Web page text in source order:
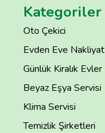
Kategoriler
Oto Çekici
Evden Eve Nakliyat
Günlük Kiralık Evler
Beyaz Eşya Servisi
Klima Servisi
Temizlik Şirketleri